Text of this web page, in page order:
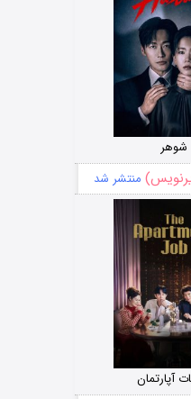
شوهر
منتشر شد
آپارتمان